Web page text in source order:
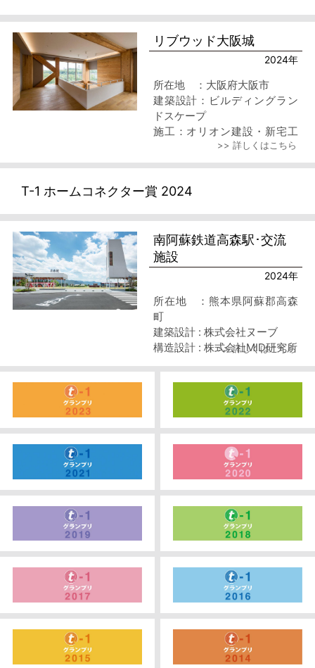
リブウッド大阪城
2024年
所在地 ：大阪府大阪市
建築設計：ビルディングラン
ドスケープ
施工：オリオン建設・新宅工
務店特定建設工事共同体
>> 詳しくはこちら
T-1 ホームコネクター賞 2024
南阿蘇鉄道高森駅･交流
施設
2024年
所在地 ：熊本県阿蘇郡高森
町
建築設計 : 株式会社ヌーブ
構造設計 : 株式会社MID研究所
施工 : 株式会社竹内工務店
>> 詳しくはこちら